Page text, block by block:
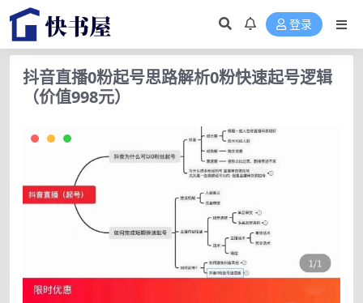
登录
抖音直播0粉起号思路解析0粉快速起号逻辑
（价值998元）